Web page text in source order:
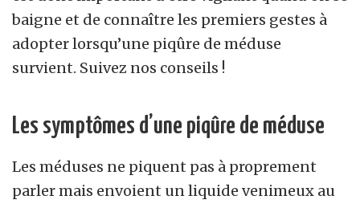
baigne et de connaître les premiers gestes à
adopter lorsqu’une piqûre de méduse
survient. Suivez nos conseils !
Les symptômes d’une piqûre de méduse
Les méduses ne piquent pas à proprement
parler mais envoient un liquide venimeux au